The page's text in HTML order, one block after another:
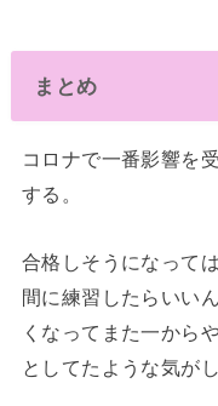
まとめ
コロナで一番影響を
する。
合格しそうになって
間に練習したらいい
くなってまた一から
としてたような気がし